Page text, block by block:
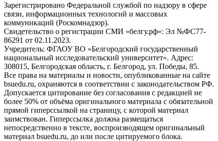
Зарегистрировано Федеральной службой по надзору в сфере
связи, информационных технологий и массовых
коммуникаций (Роскомнадзор).
Свидетельство о регистрации СМИ «белгу.рф»: Эл №ФС77-
86291 от 02.11.2023.
Учредитель: ФГАОУ ВО «Белгородский государственный
национальный исследовательский университет». Адрес:
308015, Белгородская область, г. Белгород, ул. Победы, 85.
Все права на материалы и новости, опубликованные на сайте
bsuedu.ru, охраняются в соответствии с законодательством РФ.
Допускается цитирование без согласования с редакцией не
более 50% от объёма оригинального материала с обязательной
прямой гиперссылкой на страницу, с которой материал
заимствован. Гиперссылка должна размещаться
непосредственно в тексте, воспроизводящем оригинальный
материал bsuedu.ru, до или после цитируемого блока.